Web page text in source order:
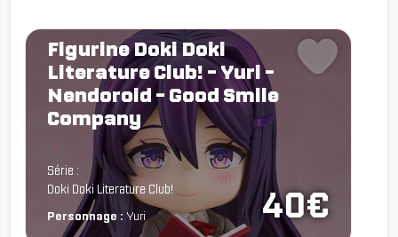
40€
Figurine Doki Doki
Literature Club! - Yuri -
Nendoroid - Good Smile
Company
Chargement...
Série :
Doki Doki Literature Club!
Personnage : Yuri